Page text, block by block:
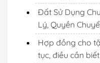
Đất Sử Dụng
Lý, Quyền
Hợp đồng cho
tục, điều cần biết